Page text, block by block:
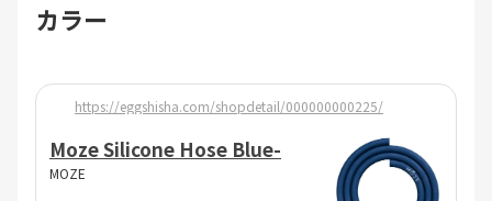
カラー
https://eggshisha.com/shopdetail/000000000225/
Moze Silicone Hose Blue-
MOZE